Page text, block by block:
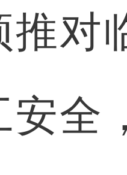
推对
安全